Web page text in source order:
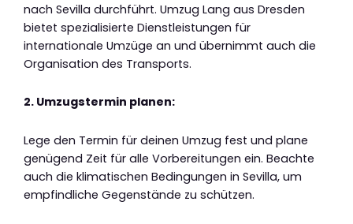
nach Sevilla durchführt. Umzug Lang aus Dresden
bietet spezialisierte Dienstleistungen für
internationale Umzüge an und übernimmt auch die
Organisation des Transports.
2. Umzugstermin planen:
Lege den Termin für deinen Umzug fest und plane
genügend Zeit für alle Vorbereitungen ein. Beachte
auch die klimatischen Bedingungen in Sevilla, um
empfindliche Gegenstände zu schützen.